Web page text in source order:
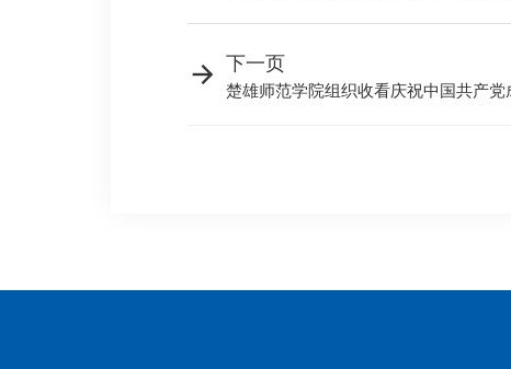
下一页
楚雄师范学院组织收看庆祝中国共产党